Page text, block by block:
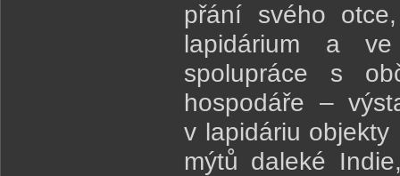
přání svého
lapidárium a
spolupráce s
hospodáře –
v lapidáriu objekty
mýtů daleké